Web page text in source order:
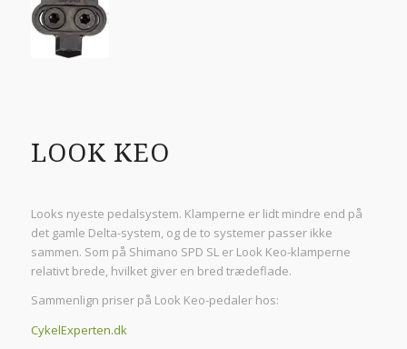
LOOK KEO
Looks nyeste pedalsystem. Klamperne er lidt mindre end på
det gamle Delta-system, og de to systemer passer ikke
sammen. Som på Shimano SPD SL er Look Keo-klamperne
relativt brede, hvilket giver en bred trædeflade.
Sammenlign priser på Look Keo-pedaler hos:
CykelExperten.dk